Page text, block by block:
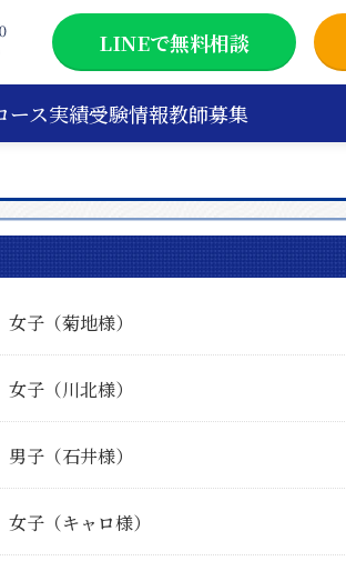
LINEで無料相談
ース実績受験情報教師募集
子（菊地様）
子（川北様）
子（石井様）
子（キャロ様）